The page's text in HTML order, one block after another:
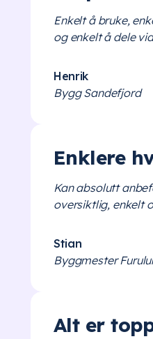
Enkelt å bruke,
og enkelt å dele
Henrik
Bygg Sandefjord
Enklere
Kan absolutt
oversiktlig, enkelt
Stian
Byggmester
Alt er